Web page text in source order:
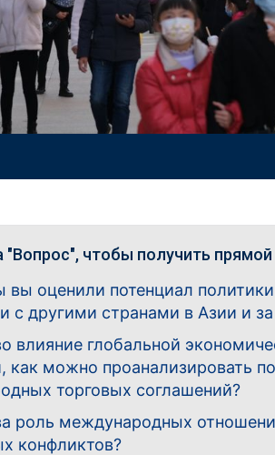
чтобы получить прямой
вы оценили потенциал
с другими странами в Азии и
влияние глобальной
как можно проанализировать
торговых соглашений?
роль международных
конфликтов?